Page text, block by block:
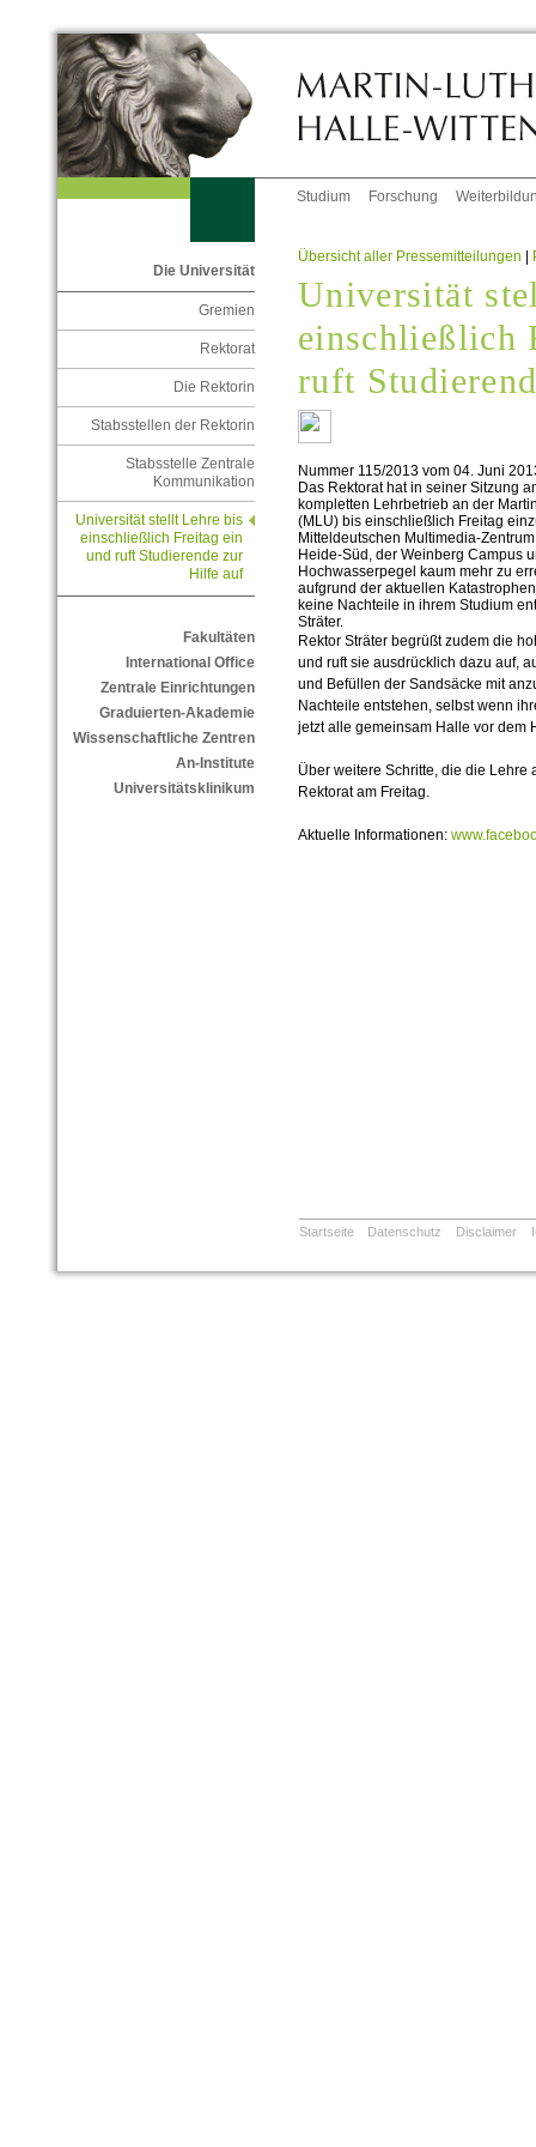
Studium Forschung
Die Universität
Gremien
Rektorat
Die Rektorin
Stabsstellen der Rektorin
Stabsstelle Zentrale
Kommunikation
Universität stellt Lehre bis
einschließlich Freitag ein
und ruft Studierende zur
Hilfe auf
Fakultäten
International Office
Zentrale Einrichtungen
Graduierten-Akademie
Wissenschaftliche Zentren
An-Institute
Universitätsklinikum
Übersicht aller Pressemitteilungen |
Universität
einschließlich
ruft
Nummer 115/2013 vom 04. Juni
Das Rektorat hat in seiner Sitzung
kompletten Lehrbetrieb an der
(MLU) bis einschließlich Freitag
Mitteldeutschen Multimedia-
Heide-Süd, der Weinberg Campus
Hochwasserpegel kaum mehr zu
aufgrund der aktuellen
keine Nachteile in ihrem Studium
Sträter.
Rektor Sträter begrüßt zudem die
und ruft sie ausdrücklich dazu auf,
und Befüllen der Sandsäcke mit
Nachteile entstehen, selbst wenn
jetzt alle gemeinsam Halle vor dem
Über weitere Schritte, die die Lehre
Rektorat am Freitag.
Aktuelle Informationen:
Startseite Datenschutz Disclaimer